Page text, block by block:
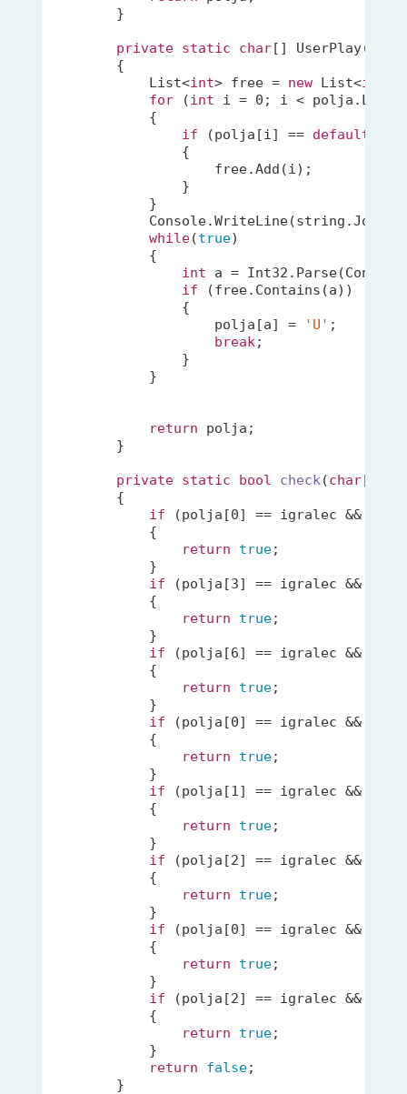
        }
private static char[] UserPlay(
        {
            List<
int> free = new List<int
for (int i = 0 ; i <
            {
if (polja[i] == default
                {
free.Add(i);
                }
            }
            Console.WriteLine(
string .Join(
while(true)
            {
int a =
if (free.Contains(a))
                {
                    polja[a] =
'U' ;
break;
                }
            }
return polja;
        }
private static bool check(char[]
{
if (polja[0] == igralec &&
            {
return
true;
            }
if (polja[3] == igralec &&
            {
return
true;
            }
if (polja[6] == igralec &&
            {
return
true;
            }
if (polja[0] == igralec &&
            {
return
true;
            }
if (polja[1] == igralec &&
            {
return
true;
            }
if (polja[2] == igralec &&
            {
return
true;
            }
if (polja[0] == igralec &&
            {
return
true;
            }
if (polja[2] == igralec &&
            {
return
true;
            }
return
false;
        }